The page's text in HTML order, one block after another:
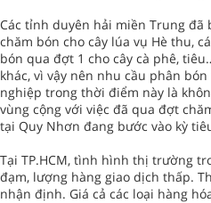
Các tỉnh duyên hải miền Trung đã
chăm bón cho cây lúa vụ Hè thu,
bón qua đợt 1 cho cây cà phê,
khác, vì vậy nên nhu cầu phân
nghiệp trong thời điểm này là
vùng cộng với việc đã qua đợt
tại Quy Nhơn đang bước vào kỳ
Tại TP.HCM, tình hình thị trường
đạm, lượng hàng giao dịch thấp.
nhận định. Giá cả các loại hàng